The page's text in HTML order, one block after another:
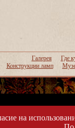
Галерея
Где
Конструкции ламп
на